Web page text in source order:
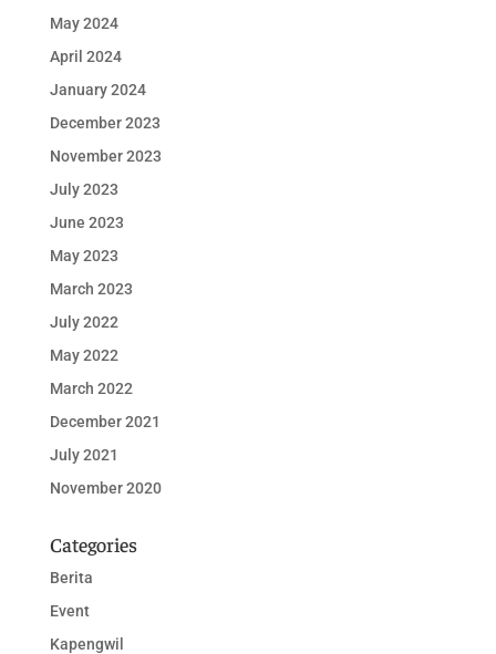
May 2024
April 2024
January 2024
December 2023
November 2023
July 2023
June 2023
May 2023
March 2023
July 2022
May 2022
March 2022
December 2021
July 2021
November 2020
Categories
Berita
Event
Kapengwil